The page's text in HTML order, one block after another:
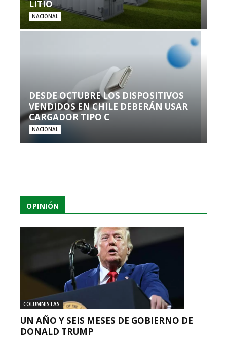
LITIO
NACIONAL
DESDE OCTUBRE LOS DISPOSITIVOS
VENDIDOS EN CHILE DEBERÁN USAR
CARGADOR TIPO C
NACIONAL
OPINIÓN
COLUMNISTAS
UN AÑO Y SEIS MESES DE GOBIERNO DE
DONALD TRUMP